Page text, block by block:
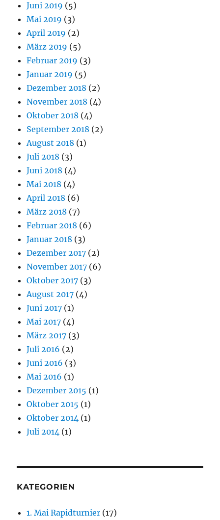
Juni 2019 (5)
Mai 2019 (3)
April 2019 (2)
März 2019 (5)
Februar 2019 (3)
Januar 2019 (5)
Dezember 2018 (2)
November 2018 (4)
Oktober 2018 (4)
September 2018 (2)
August 2018 (1)
Juli 2018 (3)
Juni 2018 (4)
Mai 2018 (4)
April 2018 (6)
März 2018 (7)
Februar 2018 (6)
Januar 2018 (3)
Dezember 2017 (2)
November 2017 (6)
Oktober 2017 (3)
August 2017 (4)
Juni 2017 (1)
Mai 2017 (4)
März 2017 (3)
Juli 2016 (2)
Juni 2016 (3)
Mai 2016 (1)
Dezember 2015 (1)
Oktober 2015 (1)
Oktober 2014 (1)
Juli 2014 (1)
KATEGORIEN
1. Mai Rapidturnier (17)